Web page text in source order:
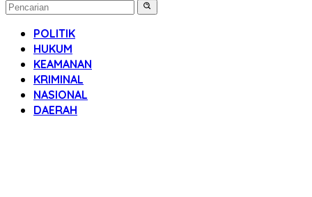
POLITIK
HUKUM
KEAMANAN
KRIMINAL
NASIONAL
DAERAH